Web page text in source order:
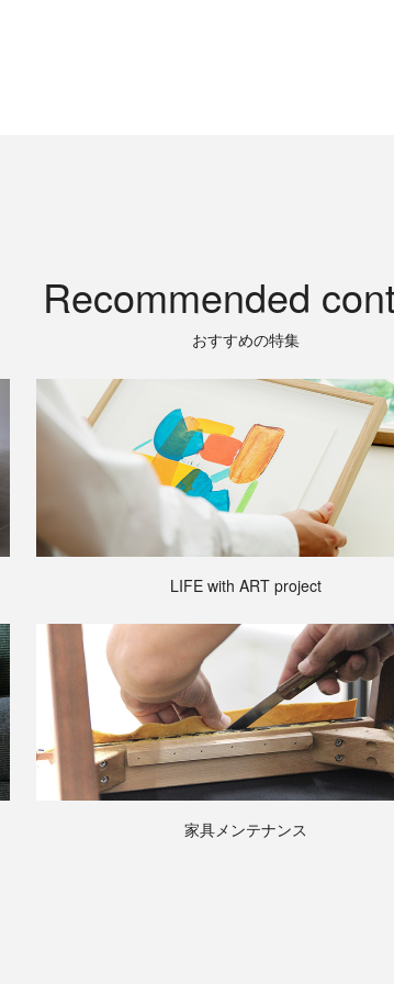
Recommended
おすすめの特集
LIFE with ART project
家具メンテナンス